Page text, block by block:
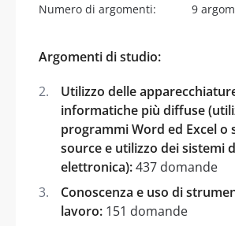
Numero di argomenti: 9
Argomenti di studio:
Utilizzo delle
informatiche più diffuse
programmi Word ed Excel o
source e utilizzo dei sistemi
elettronica):437 domande
Conoscenza e uso di
lavoro: 151 domande